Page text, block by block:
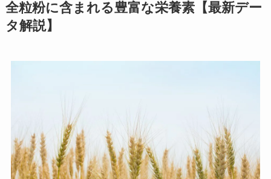
全粒粉に含まれる豊富な栄養素【最新デー
タ解説】